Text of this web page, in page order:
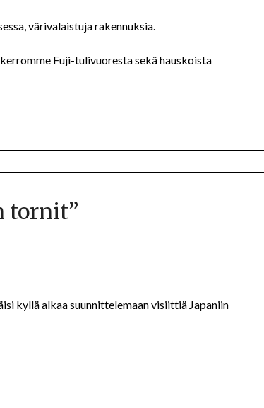
Fuji-tulivuoresta sekä hauskoista
tornit”
kyllä alkaa suunnittelemaan visiittiä Japaniin